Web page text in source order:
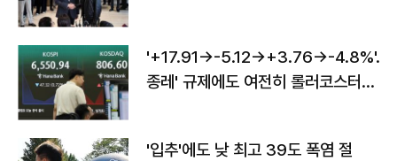
'+17.91→-5.12→+3.76→-4.8%'…'
종레' 규제에도 여전히 롤러코스터
'입추'에도 낮 최고 39도 폭염 절